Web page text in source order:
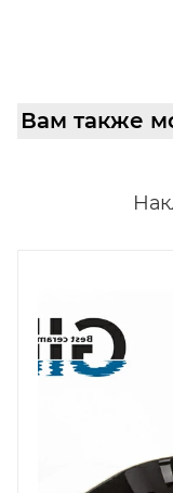
Вам также